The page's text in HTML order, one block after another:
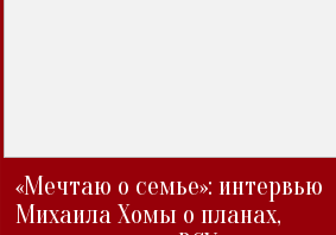
«Мечтаю о семье»: интервью
Михаила Хомы о планах,